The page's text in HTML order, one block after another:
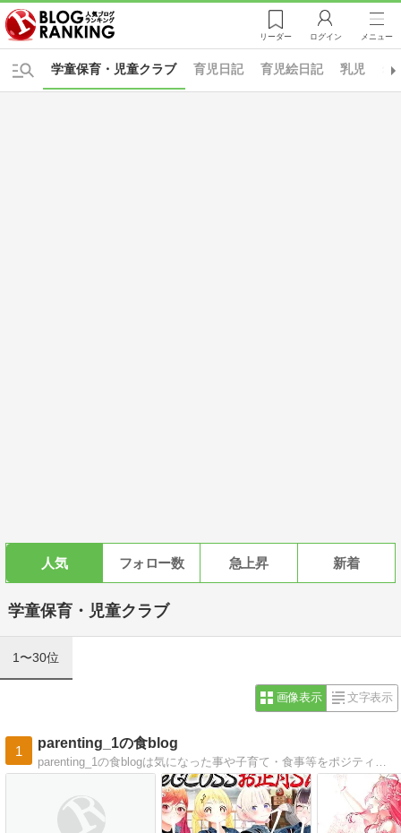
リーダー ログイン メニュー
育児日記 育児絵日記 乳児 幼
学童保育・児童クラブ
人気 フォロー数 急上昇 新着
学童保育・児童クラブ
1〜30位
画像表示 文字表示
1
parenting_1の食blog